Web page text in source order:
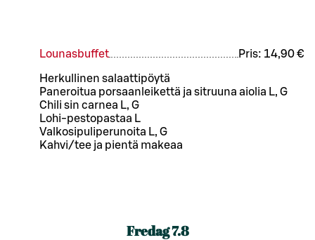
Lounasbuffet Pris: 14,90 €
Herkullinen salaattipöytä
Paneroitua porsaanleikettä ja sitruuna aiolia L, G
Chili sin carnea L, G
Lohi-pestopastaa L
Valkosipuliperunoita L, G
Kahvi/tee ja pientä makeaa
Fredag7.8